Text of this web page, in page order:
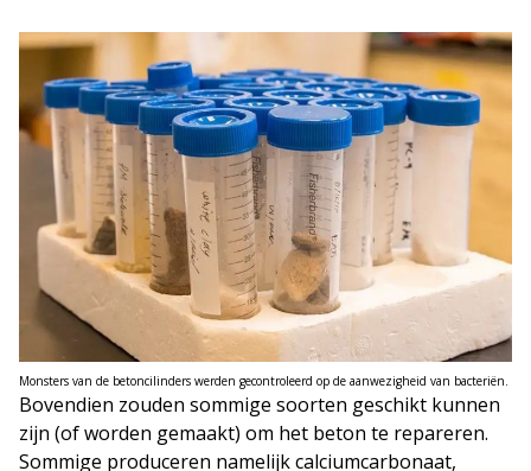
Monsters van de betoncilinders werden gecontroleerd op de aanwezigheid van bacteriën.
Bovendien zouden sommige soorten geschikt kunnen
zijn (of worden gemaakt) om het beton te repareren.
Sommige produceren namelijk calciumcarbonaat,